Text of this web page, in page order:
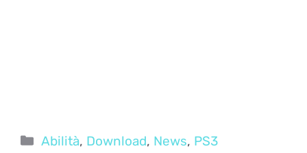
Categorie
Abilità, Download, News, PS3